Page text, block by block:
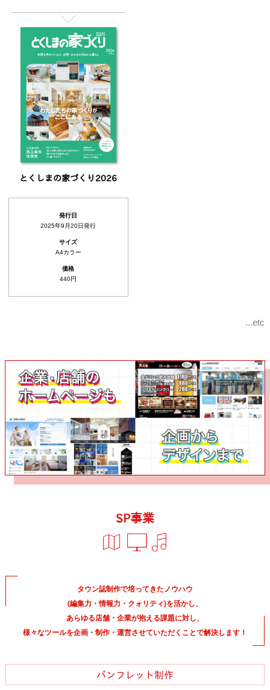
とくしまの家づくり2026
発行日
2025年9月20日発行
サイズ
A4カラー
価格
440円
...etc
SP事業
タウン誌制作で培ってきたノウハウ
(編集力・情報力・クォリティ)を活かし、
あらゆる店舗・企業が抱える課題に対し、
様々なツールを企画・制作・運営させていただくことで解決します！
パンフレット制作